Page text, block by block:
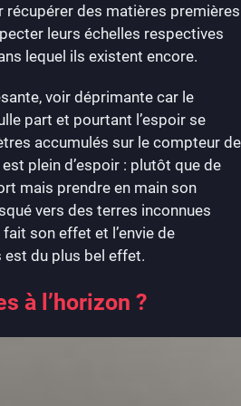
des matières premières
leurs échelles respectives
lequel ils existent encore.
voir déprimante car le
part et pourtant l’espoir se
accumulés sur le compteur de
plein d’espoir : plutôt que de
mais prendre en main son
vers des terres inconnues
son effet et l’envie de
du plus bel effet.
à l’horizon ?